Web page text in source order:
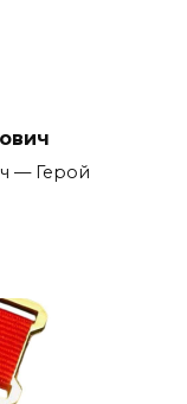
— Герой